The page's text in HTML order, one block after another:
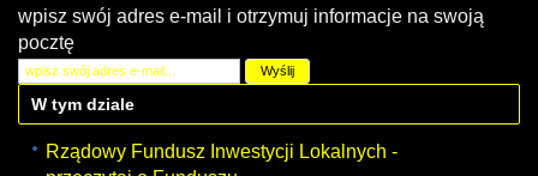
wpisz swój adres e-mail i otrzymuj informacje na swoją
pocztę
W tym dziale
Rządowy Fundusz Inwestycji Lokalnych -